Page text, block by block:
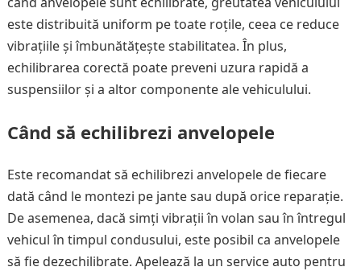
este distribuită uniform pe toate roțile, ceea ce reduce
vibrațiile și îmbunătățește stabilitatea. În plus,
echilibrarea corectă poate preveni uzura rapidă a
suspensiilor și a altor componente ale vehiculului.
Când să echilibrezi anvelopele
Este recomandat să echilibrezi anvelopele de fiecare
dată când le montezi pe jante sau după orice reparație.
De asemenea, dacă simți vibrații în volan sau în întregul
vehicul în timpul condusului, este posibil ca anvelopele
să fie dezechilibrate. Apelează la un service auto pentru